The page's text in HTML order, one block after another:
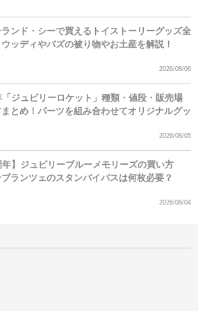
ンド・シーで買えるトイストーリーグッズ全
ッディやバズの被り物やお土産を解説！
2026/08/06
「ジュビリーロケット」種類・値段・販売場
とめ！パーツを組み合わせてオリジナルグッ
2026/08/05
年】ジュビリーブルーメモリーズの買い方
ランツェのスタンバイパスは何枚必要？
2026/08/04